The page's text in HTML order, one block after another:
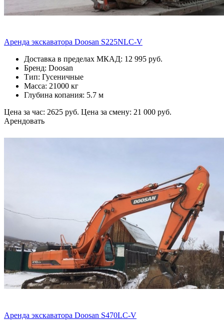
Аренда экскаватора Doosan S225NLC-V
Доставка в пределах МКАД: 12 995 руб.
Бренд: Doosan
Тип: Гусеничные
Масса: 21000 кг
Глубина копания: 5.7 м
Цена за час: 2625 руб. Цена за смену: 21 000 руб.
Арендовать
Аренда экскаватора Doosan S470LC-V